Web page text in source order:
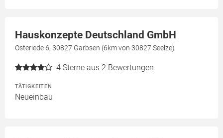
Hauskonzepte Deutschland GmbH
Osteriede 6, 30827 Garbsen (6km von 30827 Seelze)
4 Sterne aus 2 Bewertungen
TÄTIGKEITEN
Neueinbau